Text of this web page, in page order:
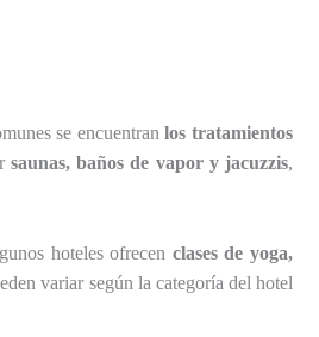
se encuentranlos tratamientos
saunas, baños de vapor y jacuzzis,
hoteles ofrecen clases de yoga,
variar según la categoría del hotel